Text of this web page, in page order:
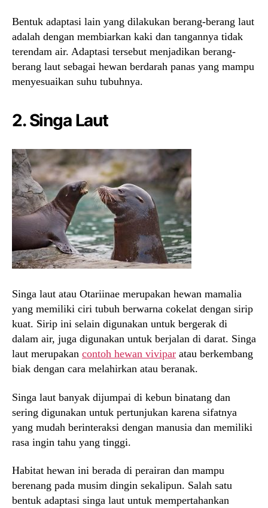
Bentuk adaptasi lain yang dilakukan berang-berang laut
adalah dengan membiarkan kaki dan tangannya tidak
terendam air. Adaptasi tersebut menjadikan berang-
berang laut sebagai hewan berdarah panas yang mampu
menyesuaikan suhu tubuhnya.
2. Singa Laut
Singa laut atau Otariinae merupakan hewan mamalia
yang memiliki ciri tubuh berwarna cokelat dengan sirip
kuat. Sirip ini selain digunakan untuk bergerak di
dalam air, juga digunakan untuk berjalan di darat. Singa
laut merupakan contoh hewan vivipar atau berkembang
biak dengan cara melahirkan atau beranak.
Singa laut banyak dijumpai di kebun binatang dan
sering digunakan untuk pertunjukan karena sifatnya
yang mudah berinteraksi dengan manusia dan memiliki
rasa ingin tahu yang tinggi.
Habitat hewan ini berada di perairan dan mampu
berenang pada musim dingin sekalipun. Salah satu
bentuk adaptasi singa laut untuk mempertahankan